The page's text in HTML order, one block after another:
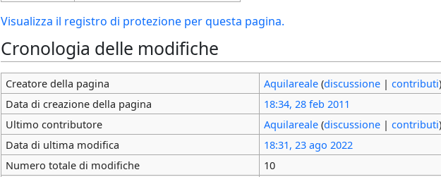
Visualizza il registro di protezione per questa pagina.
Cronologia delle modifiche
Creatore della pagina Aquilareale (discussione| contributi)
Data di creazione della pagina
18:34, 28 feb 2011
Ultimo contributore
Aquilareale (discussione| contributi)
Data di ultima modifica
18:31, 23 ago 2022
Numero totale di modifiche
10